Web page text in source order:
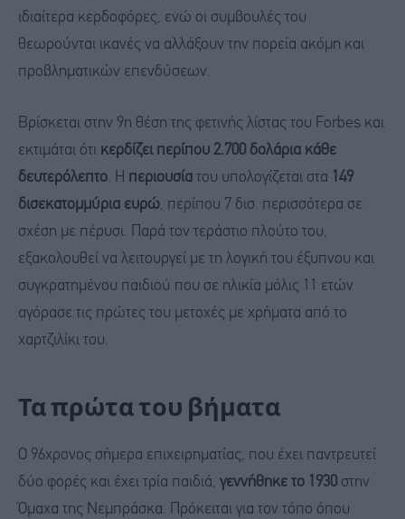
ιδιαίτερα κερδοφόρες, ενώ οι συμβουλές του
θεωρούνται ικανές να αλλάξουν την πορεία ακόμη και
προβληματικών επενδύσεων.
Βρίσκεται στην 9η θέση της φετινής λίστας του Forbes και
εκτιμάται ότι κερδίζει περίπου 2.700 δολάρια κάθε
δευτερόλεπτο. Η περιουσία του υπολογίζεται στα
149
δισεκατομμύρια ευρώ, περίπου 7 δισ. περισσότερα σε
σχέση με πέρυσι. Παρά τον τεράστιο πλούτο του,
εξακολουθεί να λειτουργεί με τη λογική του έξυπνου και
συγκρατημένου παιδιού που σε ηλικία μόλις 11 ετών
αγόρασε τις πρώτες του μετοχές με χρήματα από το
χαρτζιλίκι του.
Τα πρώτα του βήματα
Ο 96χρονος σήμερα επιχειρηματίας, που έχει παντρευτεί
δύο φορές και έχει τρία παιδιά, γεννήθηκε το 1930 στην
Όμαχα της Νεμπράσκα. Πρόκειται για τον τόπο όπου